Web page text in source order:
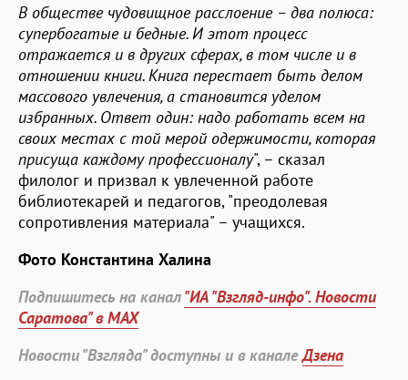
В обществе чудовищное расслоение – два полюса:
супербогатые и бедные. И этот процесс
отражается и в других сферах, в том числе и в
отношении книги. Книга перестает быть делом
массового увлечения, а становится уделом
избранных. Ответ один: надо работать всем на
своих местах с той мерой одержимости, которая
присуща каждому профессионалу", – сказал
филолог и призвал к увлеченной работе
библиотекарей и педагогов, "преодолевая
сопротивления материала" – учащихся.
Фото Константина Халина
Подпишитесь на канал"ИА "Взгляд-инфо". Новости
Саратова" в MAX
Новости "Взгляда" доступны и в каналеДзена